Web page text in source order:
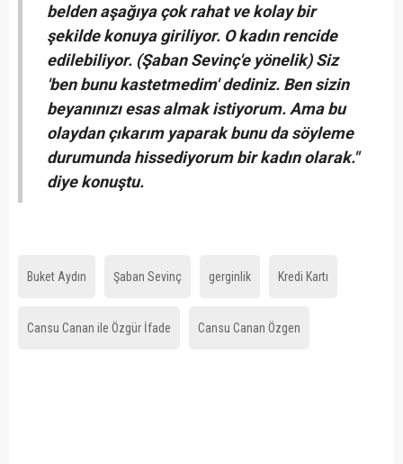
belden aşağıya çok rahat ve kolay bir
şekilde konuya giriliyor. O kadın rencide
edilebiliyor. (Şaban Sevinç'e yönelik) Siz
'ben bunu kastetmedim' dediniz. Ben sizin
beyanınızı esas almak istiyorum. Ama bu
olaydan çıkarım yaparak bunu da söyleme
durumunda hissediyorum bir kadın olarak."
diye konuştu.
Buket Aydın Şaban Sevinç gerginlik Kredi Kartı
Cansu Canan ile Özgür İfade Cansu Canan Özgen